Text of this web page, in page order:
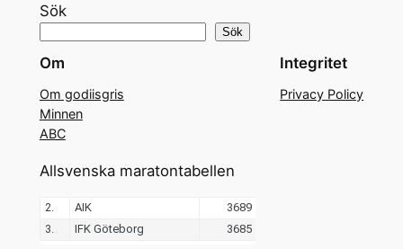
Sök
Sök
Om
Om godiisgris
Minnen
ABC
Integritet
Privacy Policy
Allsvenska maratontabellen